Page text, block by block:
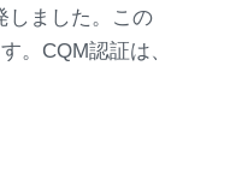
しました。この
。CQM認証は、